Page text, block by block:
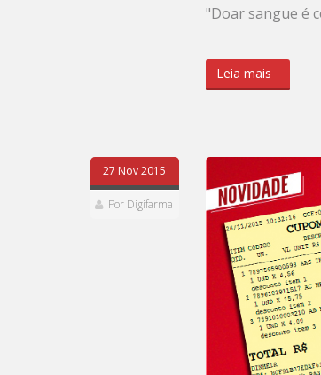
"Doar sangue é
Leia mais
27 Nov 2015
Por Digifarma